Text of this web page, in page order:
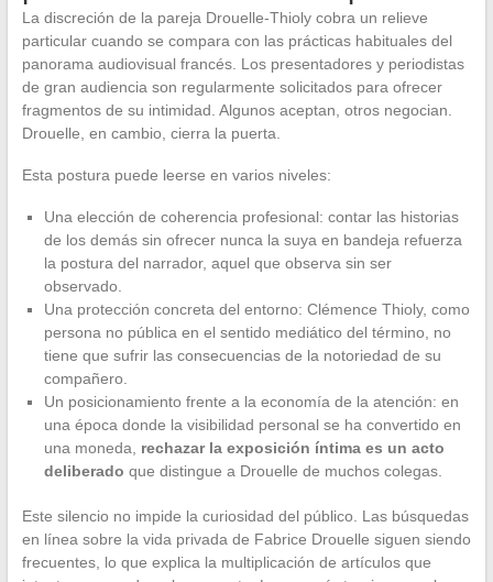
La discreción de la pareja Drouelle-Thioly cobra un relieve
particular cuando se compara con las prácticas habituales del
panorama audiovisual francés. Los presentadores y periodistas
de gran audiencia son regularmente solicitados para ofrecer
fragmentos de su intimidad. Algunos aceptan, otros negocian.
Drouelle, en cambio, cierra la puerta.
Esta postura puede leerse en varios niveles:
Una elección de coherencia profesional: contar las historias
de los demás sin ofrecer nunca la suya en bandeja refuerza
la postura del narrador, aquel que observa sin ser
observado.
Una protección concreta del entorno: Clémence Thioly, como
persona no pública en el sentido mediático del término, no
tiene que sufrir las consecuencias de la notoriedad de su
compañero.
Un posicionamiento frente a la economía de la atención: en
una época donde la visibilidad personal se ha convertido en
una moneda, rechazar la exposición íntima es un acto
deliberado que distingue a Drouelle de muchos colegas.
Este silencio no impide la curiosidad del público. Las búsquedas
en línea sobre la vida privada de Fabrice Drouelle siguen siendo
frecuentes, lo que explica la multiplicación de artículos que